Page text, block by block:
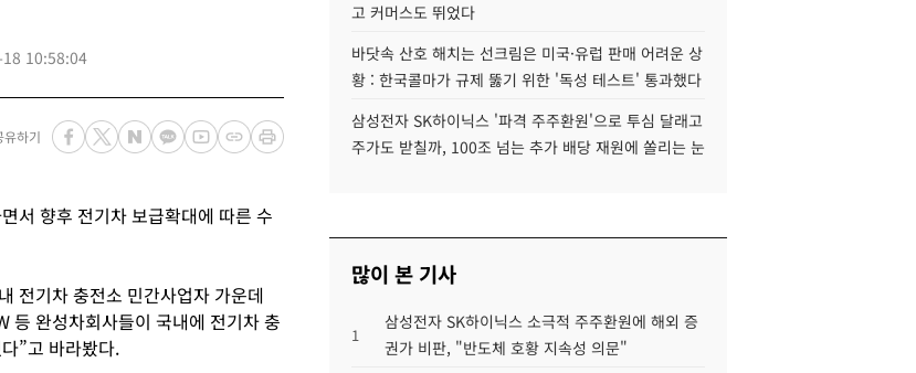
10:58:04
유하기
서 향후 전기차 보급확대에 따른 수
전기차 충전소 민간사업자 가운데
등 완성차회사들이 국내에 전기차 충
”고 바라봤다.
고 커머스도 뛰었다
바닷속 산호 해치는 선크림은 미국·유럽 판매 어려운 상
황 : 한국콜마가 규제 뚫기 위한 '독성 테스트' 통과했다
삼성전자 SK하이닉스 '파격 주주환원'으로 투심 달래고
주가도 받칠까, 100조 넘는 추가 배당 재원에 쏠리는 눈
많이 본 기사
1
삼성전자 SK하이닉스 소극적 주주환원에 해외 증
권가 비판, "반도체 호황 지속성 의문"